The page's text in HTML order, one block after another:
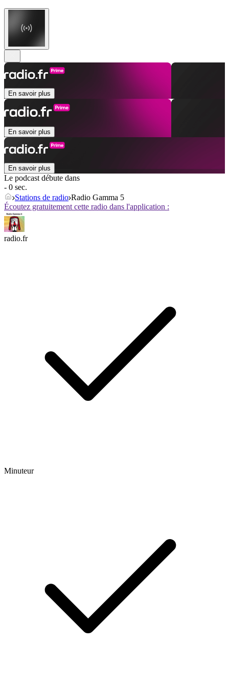
En savoir plus
En savoir plus
En savoir plus
Le podcast débute dans
- 0 sec.
Stations de radio Radio Gamma 5
Écoutez gratuitement cette radio dans l'application :
radio.fr
Minuteur